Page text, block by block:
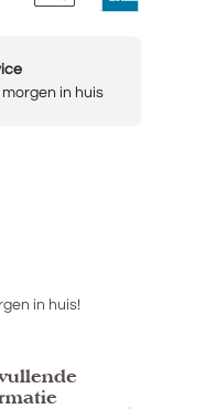
in huis
in huis!